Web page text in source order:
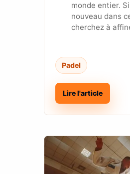
monde entier.
nouveau dans
cherchez à
Padel
Lire l'article